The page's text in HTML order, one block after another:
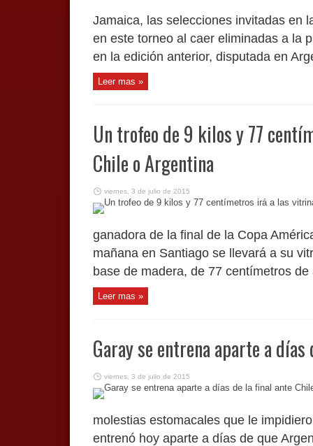
Jamaica, las selecciones invitadas en
en este torneo al caer eliminadas a la
en la edición anterior, disputada en
Leer mas »
Un trofeo de 9 kilos y 77
Chile o Argentina
viernes, 3 de julio de 2015
ganadora de la final de la Copa
mañana en Santiago se llevará a su
base de madera, de 77 centímetros de
Leer mas »
Garay se entrena aparte a
viernes, 3 de julio de 2015
molestias estomacales que le
entrenó hoy aparte a días de que